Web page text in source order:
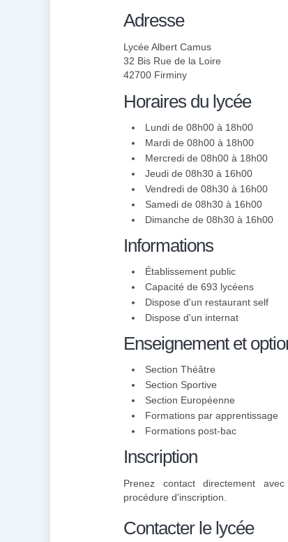
Adresse
Lycée Albert Camus
32 Bis Rue de la Loire
42700 Firminy
Horaires du lycée
Lundi de 08h00 à 18h00
Mardi de 08h00 à 18h00
Mercredi de 08h00 à 18h00
Jeudi de 08h30 à 16h00
Vendredi de 08h30 à 16h00
Samedi de 08h30 à 16h00
Dimanche de 08h30 à 16h00
Informations
Établissement public
Capacité de 693 lycéens
Dispose d'un restaurant self
Dispose d'un internat
Enseignement et
Section Théâtre
Section Sportive
Section Européenne
Formations par apprentissage
Formations post-bac
Inscription
Prenez contact directement
procédure d'inscription.
Contacter le lycée